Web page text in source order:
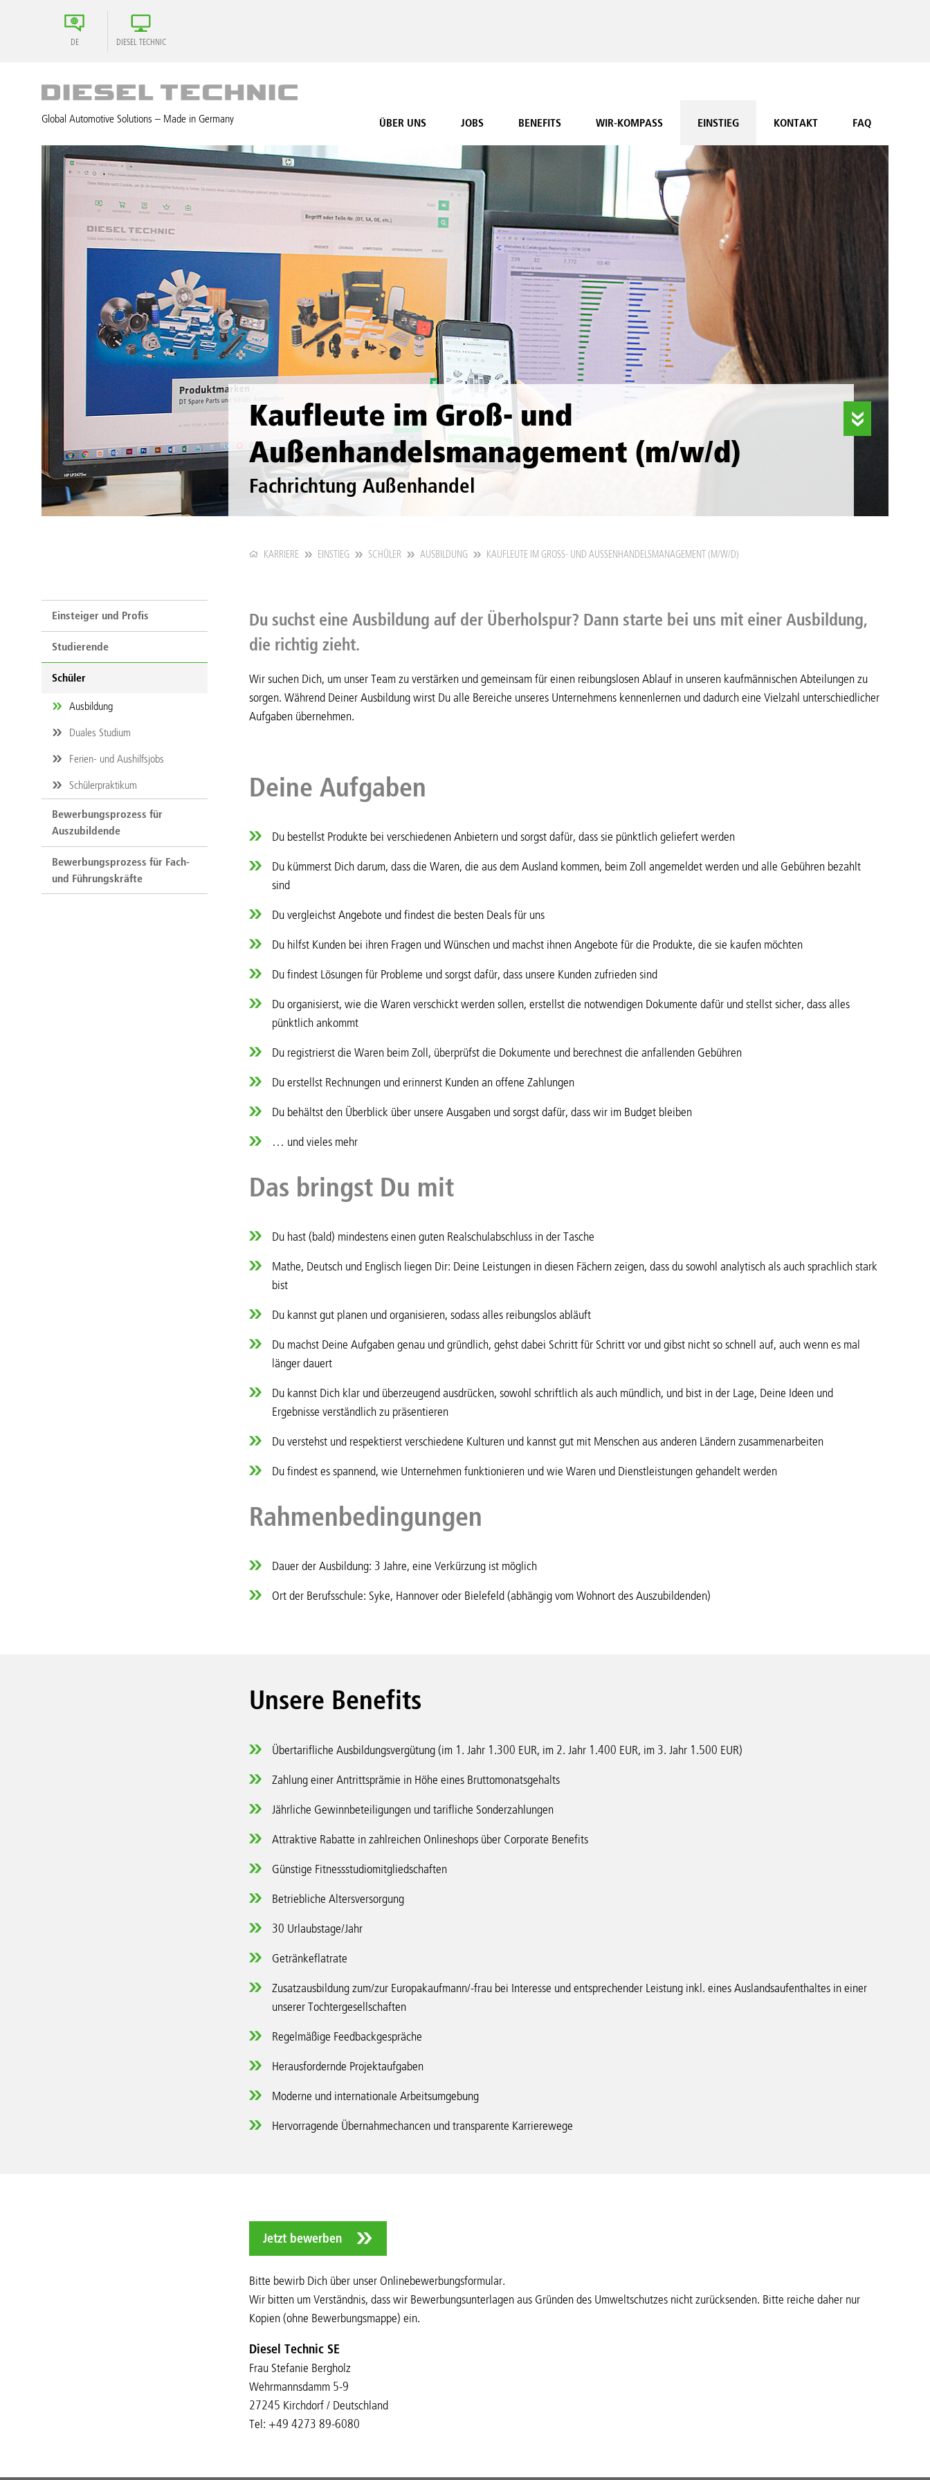
DE DIESEL TECHNIC
Global Automotive Solutions – Made in Germany ÜBER UNS JOBS BENEFITS WIR-KOMPASS EINSTIEG KONTAKT FAQ
Kaufleute im Groß- und
Außenhandelsmanagement (m/w/d)
Fachrichtung Außenhandel
KARRIERE EINSTIEG SCHÜLER AUSBILDUNG KAUFLEUTE IM GROSS- UND AUSSENHANDELSMANAGEMENT (M/W/D)
Du suchst eine Ausbildung auf der Überholspur? Dann starte bei uns mit einer Ausbildung,
die richtig zieht.
Wir suchen Dich, um unser Team zu verstärken und gemeinsam für einen reibungslosen Ablauf in unseren kaufmännischen Abteilungen zu
sorgen. Während Deiner Ausbildung wirst Du alle Bereiche unseres Unternehmens kennenlernen und dadurch eine Vielzahl unterschiedlicher
Aufgaben übernehmen.
Deine Aufgaben
Du bestellst Produkte bei verschiedenen Anbietern und sorgst dafür, dass sie pünktlich geliefert werden
Du kümmerst Dich darum, dass die Waren, die aus dem Ausland kommen, beim Zoll angemeldet werden und alle Gebühren bezahlt
sind
Du vergleichst Angebote und findest die besten Deals für uns
Du hilfst Kunden bei ihren Fragen und Wünschen und machst ihnen Angebote für die Produkte, die sie kaufen möchten
Du findest Lösungen für Probleme und sorgst dafür, dass unsere Kunden zufrieden sind
Du organisierst, wie die Waren verschickt werden sollen, erstellst die notwendigen Dokumente dafür und stellst sicher, dass alles
pünktlich ankommt
Du registrierst die Waren beim Zoll, überprüfst die Dokumente und berechnest die anfallenden Gebühren
Du erstellst Rechnungen und erinnerst Kunden an offene Zahlungen
Du behältst den Überblick über unsere Ausgaben und sorgst dafür, dass wir im Budget bleiben
… und vieles mehr
Das bringst Du mit
Du hast (bald) mindestens einen guten Realschulabschluss in der Tasche
Mathe, Deutsch und Englisch liegen Dir: Deine Leistungen in diesen Fächern zeigen, dass du sowohl analytisch als auch sprachlich stark
bist
Du kannst gut planen und organisieren, sodass alles reibungslos abläuft
Du machst Deine Aufgaben genau und gründlich, gehst dabei Schritt für Schritt vor und gibst nicht so schnell auf, auch wenn es mal
länger dauert
Du kannst Dich klar und überzeugend ausdrücken, sowohl schriftlich als auch mündlich, und bist in der Lage, Deine Ideen und
Ergebnisse verständlich zu präsentieren
Du verstehst und respektierst verschiedene Kulturen und kannst gut mit Menschen aus anderen Ländern zusammenarbeiten
Du findest es spannend, wie Unternehmen funktionieren und wie Waren und Dienstleistungen gehandelt werden
Rahmenbedingungen
Dauer der Ausbildung: 3 Jahre, eine Verkürzung ist möglich
Ort der Berufsschule: Syke, Hannover oder Bielefeld (abhängig vom Wohnort des Auszubildenden)
Unsere Benefits
Übertarifliche Ausbildungsvergütung (im 1. Jahr 1.300 EUR, im 2. Jahr 1.400 EUR, im 3. Jahr 1.500 EUR)
Zahlung einer Antrittsprämie in Höhe eines Bruttomonatsgehalts
Jährliche Gewinnbeteiligungen und tarifliche Sonderzahlungen
Attraktive Rabatte in zahlreichen Onlineshops über Corporate Benefits
Günstige Fitnessstudiomitgliedschaften
Betriebliche Altersversorgung
30 Urlaubstage/Jahr
Getränkeflatrate
Zusatzausbildung zum/zur Europakaufmann/-frau bei Interesse und entsprechender Leistung inkl. eines Auslandsaufenthaltes in einer
unserer Tochtergesellschaften
Regelmäßige Feedbackgespräche
Herausfordernde Projektaufgaben
Moderne und internationale Arbeitsumgebung
Hervorragende Übernahmechancen und transparente Karrierewege
Jetzt bewerben
Bitte bewirb Dich über unser Onlinebewerbungsformular.
Wir bitten um Verständnis, dass wir Bewerbungsunterlagen aus Gründen des Umweltschutzes nicht zurücksenden. Bitte reiche daher nur
Kopien (ohne Bewerbungsmappe) ein.
Diesel Technic SE
Frau Stefanie Bergholz
Wehrmannsdamm 5-9
27245 Kirchdorf / Deutschland
Tel: +49 4273 89-6080
Einsteiger und Profis
Studierende
Schüler
Ausbildung
Duales Studium
Ferien- und Aushilfsjobs
Schülerpraktikum
Bewerbungsprozess für
Auszubildende
Bewerbungsprozess für Fach-
und Führungskräfte